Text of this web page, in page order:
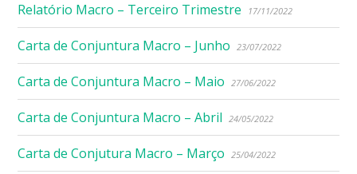
Relatório Macro – Terceiro Trimestre 17/11/2022
Carta de Conjuntura Macro – Junho 23/07/2022
Carta de Conjuntura Macro – Maio 27/06/2022
Carta de Conjuntura Macro – Abril 24/05/2022
Carta de Conjutura Macro – Março 25/04/2022